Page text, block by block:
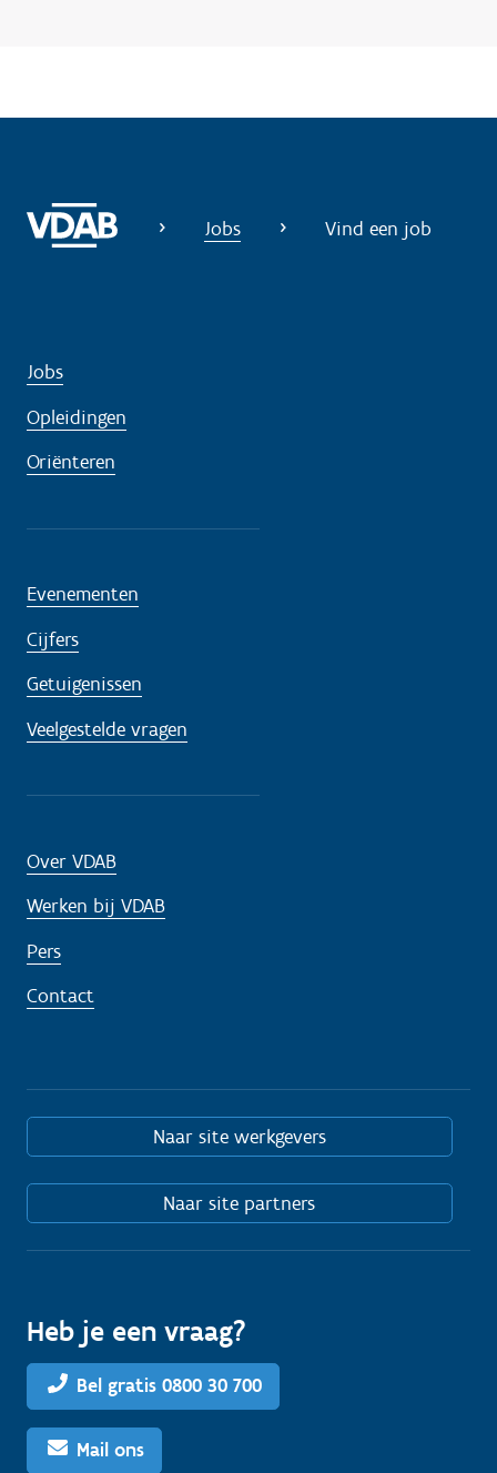
Jobs Vind een job
Jobs
Opleidingen
Oriënteren
Evenementen
Cijfers
Getuigenissen
Veelgestelde vragen
Over VDAB
Werken bij VDAB
Pers
Contact
Naar site werkgevers
Naar site partners
Heb je een vraag?
Bel gratis 0800 30 700
Mail ons